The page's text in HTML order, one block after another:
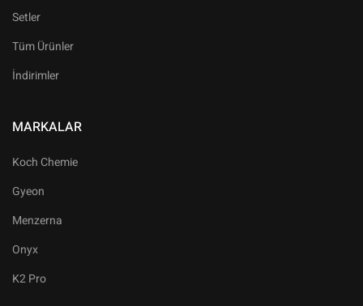
Setler
Tüm Ürünler
İndirimler
MARKALAR
Koch Chemie
Gyeon
Menzerna
Onyx
K2 Pro